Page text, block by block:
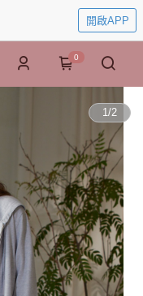
開啟APP
0
1/2